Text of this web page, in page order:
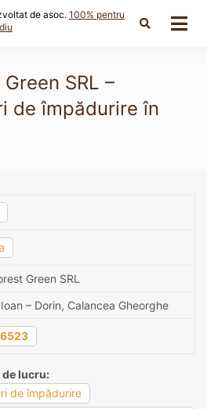
de asoc. 100% pentru
SRL –
de împădurire în
Green SRL
– Dorin, Calancea Gheorghe
lucru:
de împădurire